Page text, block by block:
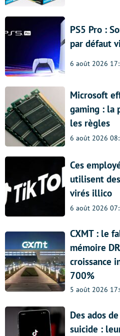
PS5 Pro :
par défaut
6 août 2026
Microsoft
gaming : la
les règles
6 août 2026
Ces
utilisent
virés illico
6 août 2026
CXMT : le
mémoire
croissance
700%
5 août 2026
Des ados
suicide :